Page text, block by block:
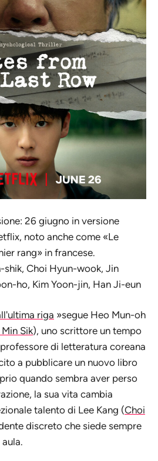
26 giugno in versione
noto anche come «Le
rang» in francese.
shik, Choi Hyun-wook, Jin
ho, Kim Yoon-jin, Han Ji-eun
riga »segue Heo Mun-oh
Sik), uno scrittore un tempo
di letteratura coreana
a pubblicare un nuovo libro
quando sembra aver perso
la sua vita cambia
talento di Lee Kang (Choi
discreto che siede sempre